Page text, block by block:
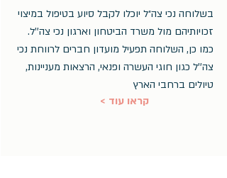
בשלוחה נכי צה״ל יוכלו לקבל סיוע בטיפול במיצוי
זכויותיהם מול משרד הביטחון וארגון נכי צה''ל.
כמו כן, השלוחה תפעיל מועדון חברים לרווחת נכי
צה''ל כגון חוגי העשרה ופנאי, הרצאות מעניינות,
טיולים ברחבי הארץ
< קראו עוד